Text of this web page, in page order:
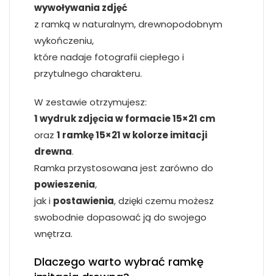
wywoływania zdjęć
z ramką w naturalnym, drewnopodobnym
wykończeniu,
które nadaje fotografii ciepłego i
przytulnego charakteru.
W zestawie otrzymujesz:
1 wydruk zdjęcia w formacie 15×21 cm
oraz 1 ramkę 15×21 w kolorze imitacji
drewna.
Ramka przystosowana jest zarówno do
powieszenia,
jak i postawienia, dzięki czemu możesz
swobodnie dopasować ją do swojego
wnętrza.
Dlaczego warto wybrać ramkę